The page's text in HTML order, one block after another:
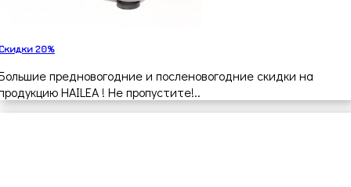
20%
предновогодние и посленовогодние скидки на
HAILEA ! Не пропустите!..